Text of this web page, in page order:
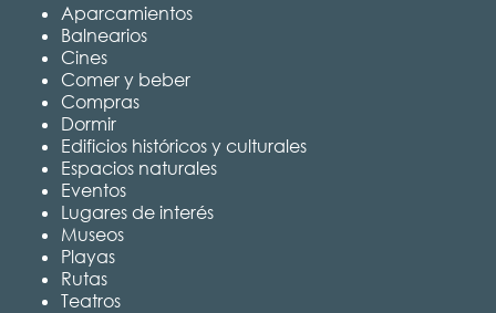
Aparcamientos
Balnearios
Cines
Comer y beber
Compras
Dormir
Edificios históricos y culturales
Espacios naturales
Eventos
Lugares de interés
Museos
Playas
Rutas
Teatros